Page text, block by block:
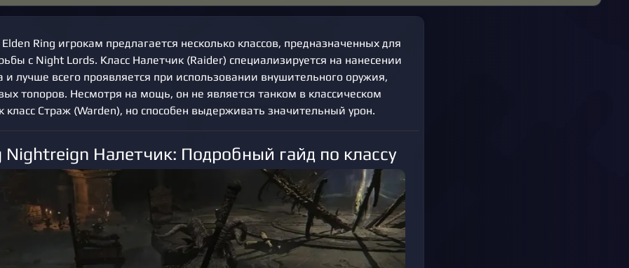
Ring игрокам предлагается несколько классов, предназначенных для
с Night Lords. Класс Налетчик (Raider) специализируется на нанесении
и лучше всего проявляется при использовании внушительного оружия,
топоров. Несмотря на мощь, он не является танком в классическом
класс Страж (Warden), но способен выдерживать значительный урон.
Nightreign Налетчик: Подробный гайд по классу